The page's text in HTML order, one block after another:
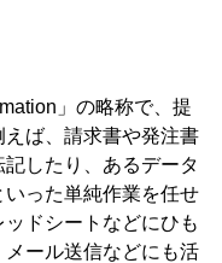
」の略称で、提
ば、請求書や発注書
したり、あるデータ
った単純作業を任せ
ドシートなどにひも
ール送信などにも活